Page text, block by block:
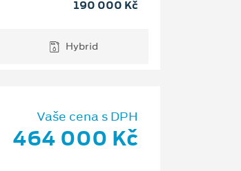
190 000 Kč
Hybrid
Vaše cena s DPH
464 000 Kč